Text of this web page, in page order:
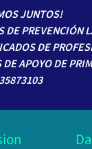
JUNTOS!
DE PREVENCIÓN
DE
DE APOYO DE